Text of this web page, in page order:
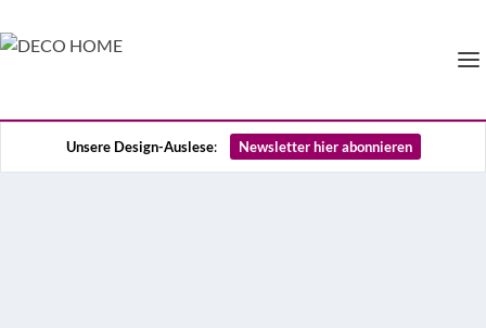
Unsere Design-Auslese: Newsletter hier abonnieren